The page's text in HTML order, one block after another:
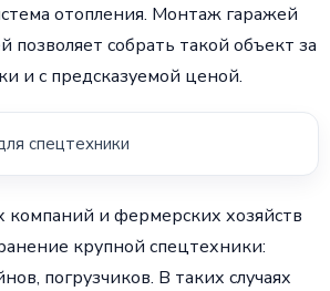
отопления. Монтаж гаражей
позволяет собрать такой объект за
и с предсказуемой ценой.
спецтехники
компаний и фермерских хозяйств
крупной спецтехники:
погрузчиков. В таких случаях